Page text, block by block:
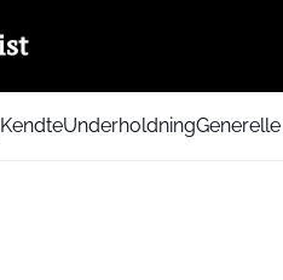
KendteUnderholdning